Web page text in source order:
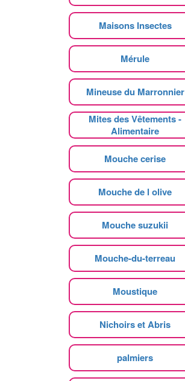
Maisons Insectes
Mérule
Mineuse du Marronnier
Mites des Vêtements -
Alimentaire
Mouche cerise
Mouche de l olive
Mouche suzukii
Mouche-du-terreau
Moustique
Nichoirs et Abris
palmiers